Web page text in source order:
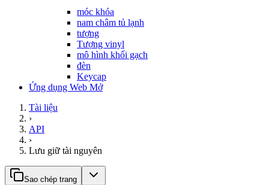
móc khóa
nam châm tủ lạnh
tượng
Tượng vinyl
mô hình khối gạch
đèn
Keycap
Ứng dụng Web Mở
Tài liệu
›
API
›
Lưu giữ tài nguyên
Sao chép trang